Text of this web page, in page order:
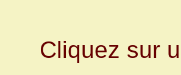
Cliquez sur